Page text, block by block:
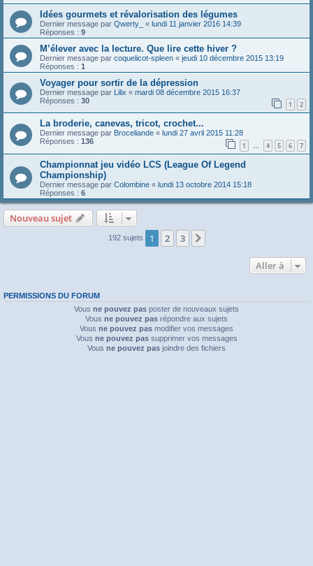
Idées gourmets et révalorisation des légumes
Dernier message par Qwerty_ « lundi 11 janvier 2016 14:39
Réponses : 9
M’élever avec la lecture. Que lire cette hiver ?
Dernier message par coquelicot-spleen « jeudi 10 décembre 2015 13:19
Réponses : 1
Voyager pour sortir de la dépression
Dernier message par Lilix « mardi 08 décembre 2015 16:37
Réponses : 30 1 2
La broderie, canevas, tricot, crochet...
Dernier message par Broceliande « lundi 27 avril 2015 11:28
Réponses : 136 1 … 4 5 6 7
Championnat jeu vidéo LCS (League Of Legend
Championship)
Dernier message par Colombine « lundi 13 octobre 2014 15:18
Réponses : 6
Nouveau sujet
192 sujets 1 2 3
Aller à
PERMISSIONS DU FORUM
Vous ne pouvez pas poster de nouveaux sujets
Vous ne pouvez pas répondre aux sujets
Vous ne pouvez pas modifier vos messages
Vous ne pouvez passupprimer vos messages
Vous ne pouvez pas joindre des fichiers